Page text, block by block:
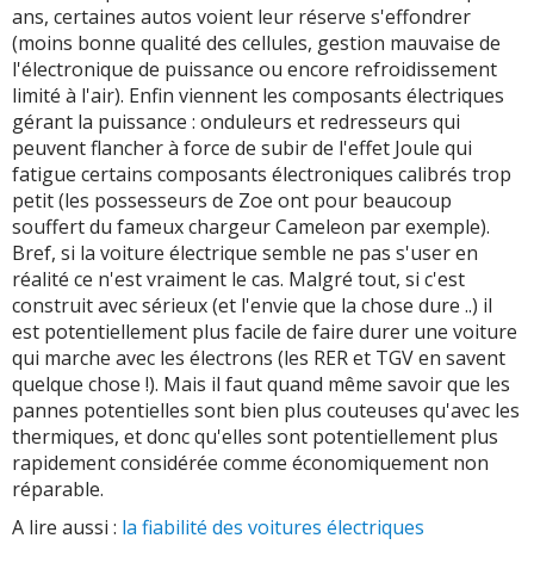
ans, certaines autos voient leur réserve s'effondrer
(moins bonne qualité des cellules, gestion mauvaise de
l'électronique de puissance ou encore refroidissement
limité à l'air). Enfin viennent les composants électriques
gérant la puissance : onduleurs et redresseurs qui
peuvent flancher à force de subir de l'effet Joule qui
fatigue certains composants électroniques calibrés trop
petit (les possesseurs de Zoe ont pour beaucoup
souffert du fameux chargeur Cameleon par exemple).
Bref, si la voiture électrique semble ne pas s'user en
réalité ce n'est vraiment le cas. Malgré tout, si c'est
construit avec sérieux (et l'envie que la chose dure ..) il
est potentiellement plus facile de faire durer une voiture
qui marche avec les électrons (les RER et TGV en savent
quelque chose !). Mais il faut quand même savoir que les
pannes potentielles sont bien plus couteuses qu'avec les
thermiques, et donc qu'elles sont potentiellement plus
rapidement considérée comme économiquement non
réparable.
A lire aussi : la fiabilité des voitures électriques